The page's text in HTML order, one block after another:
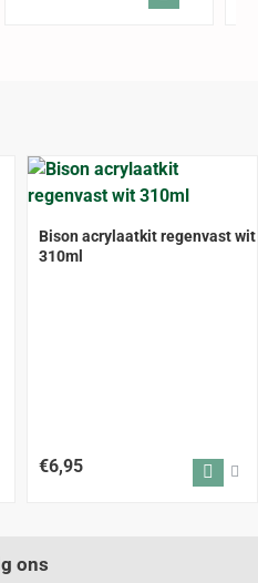
Bison acrylaatkit regenvast wit
310ml
€6,95
ons